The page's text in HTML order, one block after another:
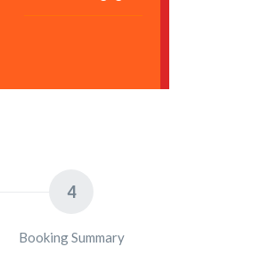
4
Booking Summary